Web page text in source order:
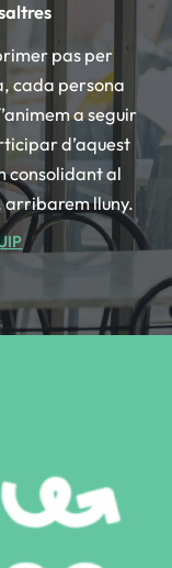
pas per
cada persona
a seguir
d’aquest
consolidant al
arribarem lluny.